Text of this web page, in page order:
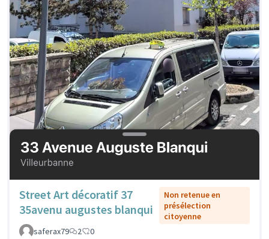
Street Art décoratif 37
35avenu augustes blanqui
Non retenue en
présélection
citoyenne
saferax79
2 0